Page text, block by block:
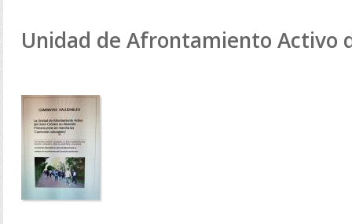
Unidad de Afrontamiento Activo